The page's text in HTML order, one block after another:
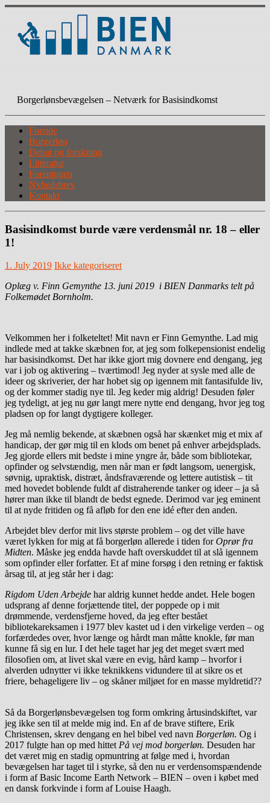
Skip
content
Borgerlønsbevægelsen – Netværk for Basisindkomst
Forside
Borgerløn
Debat og forskning
Litteratur
Foreningen
Nyhedsbrev
Kontakt
Basisindkomst burde være verdensmål nr. 18 – eller
1!
1. July 2019 Ikke kategoriseret
Oplæg v. Finn Gemynthe 13. juni 2019 i BIEN Danmarks telt på
Folkemødet Bornholm.
Velkommen her i folketeltet! Mit navn er Finn Gemynthe. Lad mig
indlede med at takke skæbnen for, at jeg som folkepensionist endelig
har basisindkomst. Det har ikke gjort mig dovnere end dengang, jeg
var i job og aktivering – tværtimod! Jeg nyder at sysle med alle de
ideer og skriverier, der har hobet sig op igennem mit fantasifulde liv,
og der kommer stadig nye til. Jeg keder mig aldrig! Desuden føler
jeg tydeligt, at jeg nu gør langt mere nytte end dengang, hvor jeg tog
pladsen op for langt dygtigere kolleger.
Jeg må nemlig bekende, at skæbnen også har skænket mig et mix af
handicap, der gør mig til en klods om benet på enhver arbejdsplads.
Jeg gjorde ellers mit bedste i mine yngre år, både som bibliotekar,
opfinder og selvstændig, men når man er født langsom, uenergisk,
søvnig, upraktisk, distræt, åndsfraværende og lettere autistisk – tit
med hovedet boblende fuldt af distraherende tanker og ideer – ja så
hører man ikke til blandt de bedst egnede. Derimod var jeg eminent
til at nyde fritiden og få afløb for den ene idé efter den anden.
Arbejdet blev derfor mit livs største problem – og det ville have
været lykken for mig at få borgerløn allerede i tiden forOprør fra
Midten. Måske jeg endda havde haft overskuddet til at slå igennem
som opfinder eller forfatter. Et af mine forsøg i den retning er faktisk
årsag til, at jeg står her i dag:
Rigdom Uden Arbejde har aldrig kunnet hedde andet. Hele bogen
udsprang af denne forjættende titel, der poppede op i mit
drømmende, verdensfjerne hoved, da jeg efter bestået
bibliotekareksamen i 1977 blev kastet ud i den virkelige verden – og
forfærdedes over, hvor længe og hårdt man måtte knokle, før man
kunne få sig en lur. I det hele taget har jeg det meget svært med
filosofien om, at livet skal være en evig, hård kamp – hvorfor i
alverden udnytter vi ikke teknikkens vidundere til at sikre os et
friere, behageligere liv – og skåner miljøet for en masse myldretid??
Så da Borgerlønsbevægelsen tog form omkring årtusindskiftet, var
jeg ikke sen til at melde mig ind. En af de brave stiftere, Erik
Christensen, skrev dengang en hel bibel ved navn Borgerløn. Og i
2017 fulgte han op med hittetPå vej mod borgerløn. Desuden har
det været mig en stadig opmuntring at følge med i, hvordan
bevægelsen har taget til i styrke, så den nu er verdensomspændende
i form af Basic Income Earth Network – BIEN – oven i købet med
en dansk forkvinde i form af Louise Haagh.